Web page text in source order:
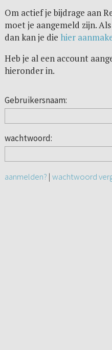
Om actief je bijdrage aan
moet je aangemeld zijn.
dan kan je die hier
Heb je al een account
hieronder in.
Gebruikersnaam:
wachtwoord:
aanmelden? | wachtwoord